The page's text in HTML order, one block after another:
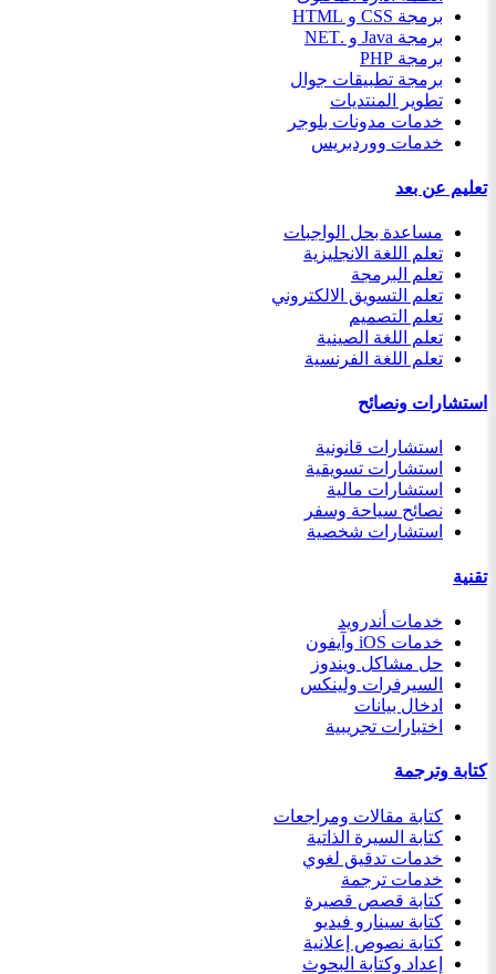
برمجة CSS و HTML
برمجة Java و .NET
برمجة PHP
برمجة تطبيقات جوال
تطوير المنتديات
خدمات مدونات بلوجر
خدمات ووردبريس
تعليم عن بعد
مساعدة بحل الواجبات
تعلم اللغة الانجليزية
تعلم البرمجة
تعلم التسويق الالكتروني
تعلم التصميم
تعلم اللغة الصينية
تعلم اللغة الفرنسية
استشارات ونصائح
استشارات قانونية
استشارات تسويقية
استشارات مالية
نصائح سياحة وسفر
استشارات شخصية
تقنية
خدمات أندرويد
خدمات iOS وآيفون
حل مشاكل ويندوز
السيرفرات ولينكس
ادخال بيانات
اختبارات تجريبية
كتابة وترجمة
كتابة مقالات ومراجعات
كتابة السيرة الذاتية
خدمات تدقيق لغوي
خدمات ترجمة
كتابة قصص قصيرة
كتابة سينارو فيديو
كتابة نصوص إعلانية
إعداد وكتابة البحوث